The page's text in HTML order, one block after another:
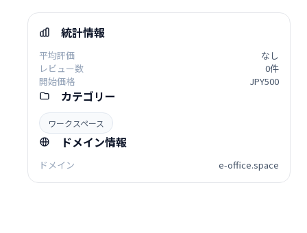
統計情報
平均評価
なし
レビュー数
0件
開始価格
JPY500
カテゴリー
ワークスペース
ドメイン情報
ドメイン e-office.space